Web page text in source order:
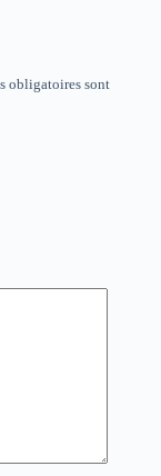
obligatoires sont